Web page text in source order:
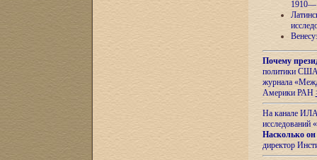
Почему
политики США
журнала
Америки РАН
На канале ИЛА
исследований «
Насколько он
директор